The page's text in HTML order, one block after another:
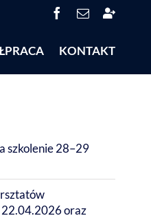
Facebook
EmailSystem
(SOP)
KONTAKT
szkolenie 28–29
oraz